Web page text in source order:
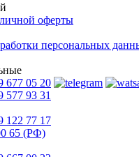
оферты
персональных
677 05 20
577 93 31
122 77 17
65 (РФ)